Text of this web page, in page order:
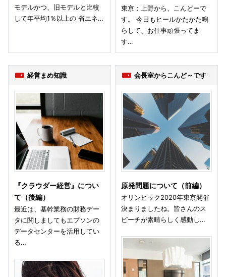
モデルかつ、旧モデルと比較
して年平均1％以上の 省エネ…
東京：上野から、こんどーで
す。 今日もヒールかたかた鳴
らして、お仕事頑張ってま
す…
経営まめ知識
『クラウダー経営』につい
て（後編）
最近は、基幹業務の財務デー
タに関しましてもエプソンの
データセンターを活用してい
る…
会長室からこんど～です
原発問題について（前編）
オリンピック2020年東京開催
決まりましたね。皆さんのス
ピーチが素晴らしく感動し…